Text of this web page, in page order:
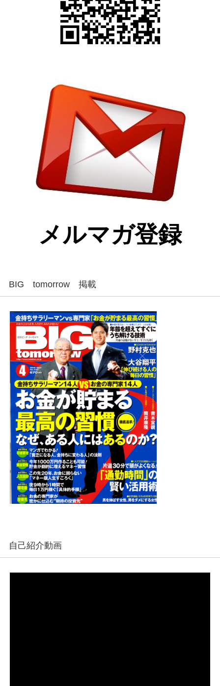
メルマガ登録
BIG tomorrow 掲載
自己紹介動画